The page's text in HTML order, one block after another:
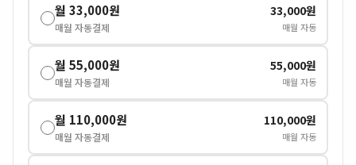
월 33,000원
매월 자동결제
33,000원
매월 자동
월 55,000원
매월 자동결제
55,000원
매월 자동
월 110,000원
매월 자동결제
110,000원
매월 자동